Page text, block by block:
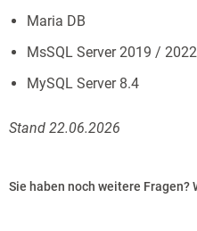
Maria DB
MsSQL Server 2019 / 2022
MySQL Server 8.4
Stand 22.06.2026
Sie haben noch weitere Fragen?